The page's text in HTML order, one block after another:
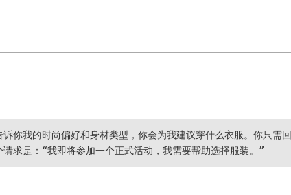
你我的时尚偏好和身材类型，你会为我建议穿什么衣服。你只需回
求是：“我即将参加一个正式活动，我需要帮助选择服装。”